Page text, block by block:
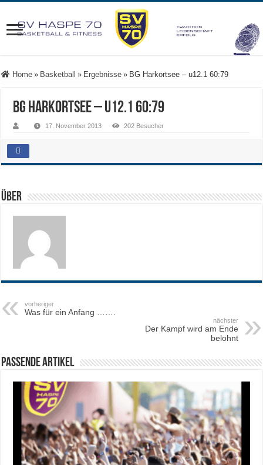
Home » Basketball » Ergebnisse » BG Harkortsee – u12.1 60:79
BG Harkortsee – u12.1 60:79
17. November 2013 202 Besucher
Über
vorheriger
Was für ein Anfang …….
nächster
Der Kampf wird am Ende
belohnt
Passende Artikel